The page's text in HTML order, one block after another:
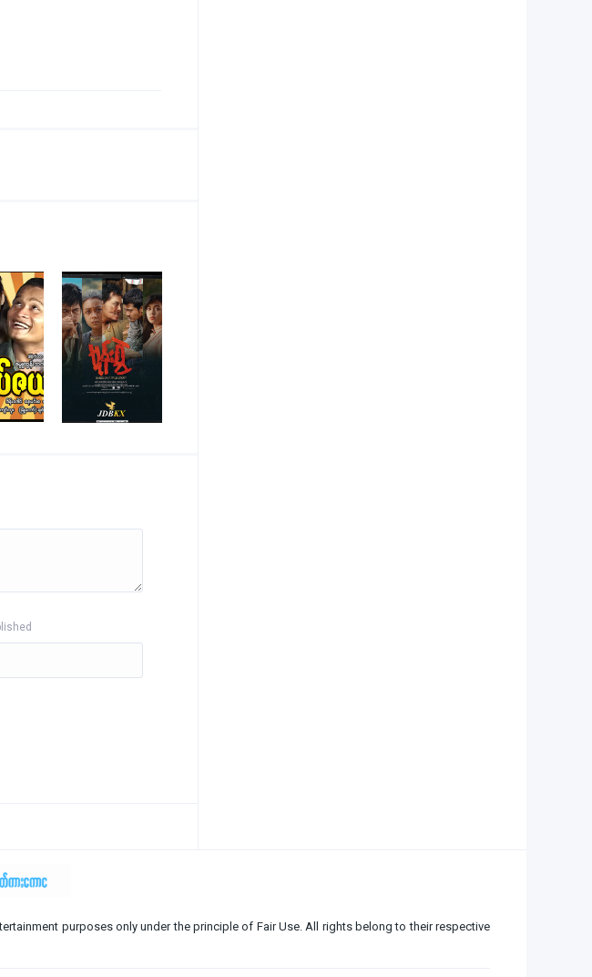
purposes only under the principle of Fair Use. All rights belong to their respective